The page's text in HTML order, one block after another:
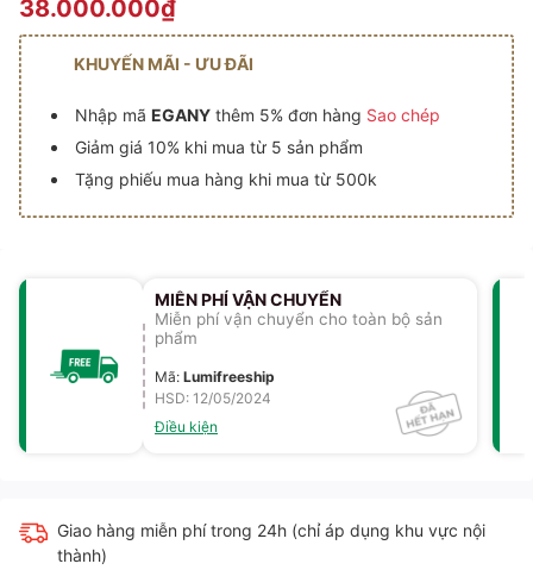
38.000.000₫
KHUYẾN MÃI - ƯU ĐÃI
Nhập mã EGANYthêm 5% đơn hàng Sao chép
Giảm giá 10% khi mua từ 5 sản phẩm
Tặng phiếu mua hàng khi mua từ 500k
MIỄN PHÍ VẬN CHUYỂN
Miễn phí vận chuyển cho toàn bộ sản
phẩm
Mã: Lumifreeship
HSD: 12/05/2024
Điều kiện
Giao hàng miễn phí trong 24h (chỉ áp dụng khu vực nội
thành)